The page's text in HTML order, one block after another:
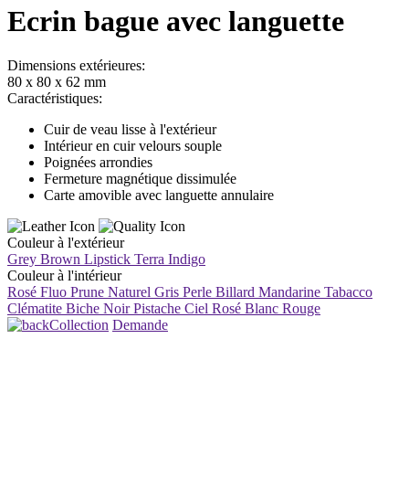
Ecrin bague avec languette
Dimensions extérieures:
80 x 80 x 62 mm
Caractéristiques:
Cuir de veau lisse à l'extérieur
Intérieur en cuir velours souple
Poignées arrondies
Fermeture magnétique dissimulée
Carte amovible avec languette annulaire
Couleur à l'extérieur
Grey Brown Lipstick Terra Indigo
Couleur à l'intérieur
Rosé Fluo Prune Naturel Gris Perle Billard Mandarine Tabacco
Clématite Biche Noir Pistache Ciel Rosé Blanc Rouge
Collection Demande